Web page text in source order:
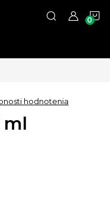
hodnotenia
ml